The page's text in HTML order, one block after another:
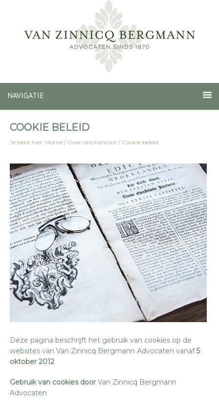
NAVIGATIE
COOKIE BELEID
Je bent hier: Home / Over ons kantoor / Cookie beleid
Deze pagina beschrijft het gebruik van cookies op de
websites van Van Zinnicq Bergmann Advocaten vanaf5
oktober 2012
Gebruik van cookies doorVan Zinnicq Bergmann
Advocaten